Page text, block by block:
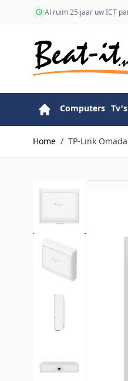
Ga naar de inhoudAl ruim 25 jaar uw ICT
Computers
Home / TP-Link